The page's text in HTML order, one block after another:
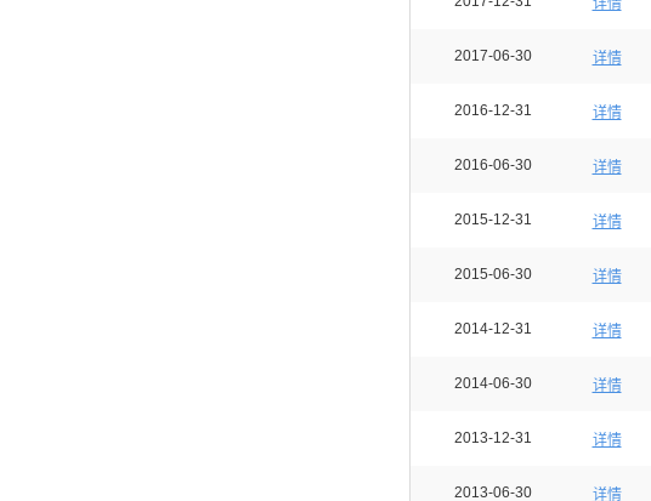
详情
2017-06-30 详情
2016-12-31 详情
2016-06-30 详情
2015-12-31 详情
2015-06-30 详情
2014-12-31 详情
2014-06-30 详情
2013-12-31 详情
2013-06-30 详情